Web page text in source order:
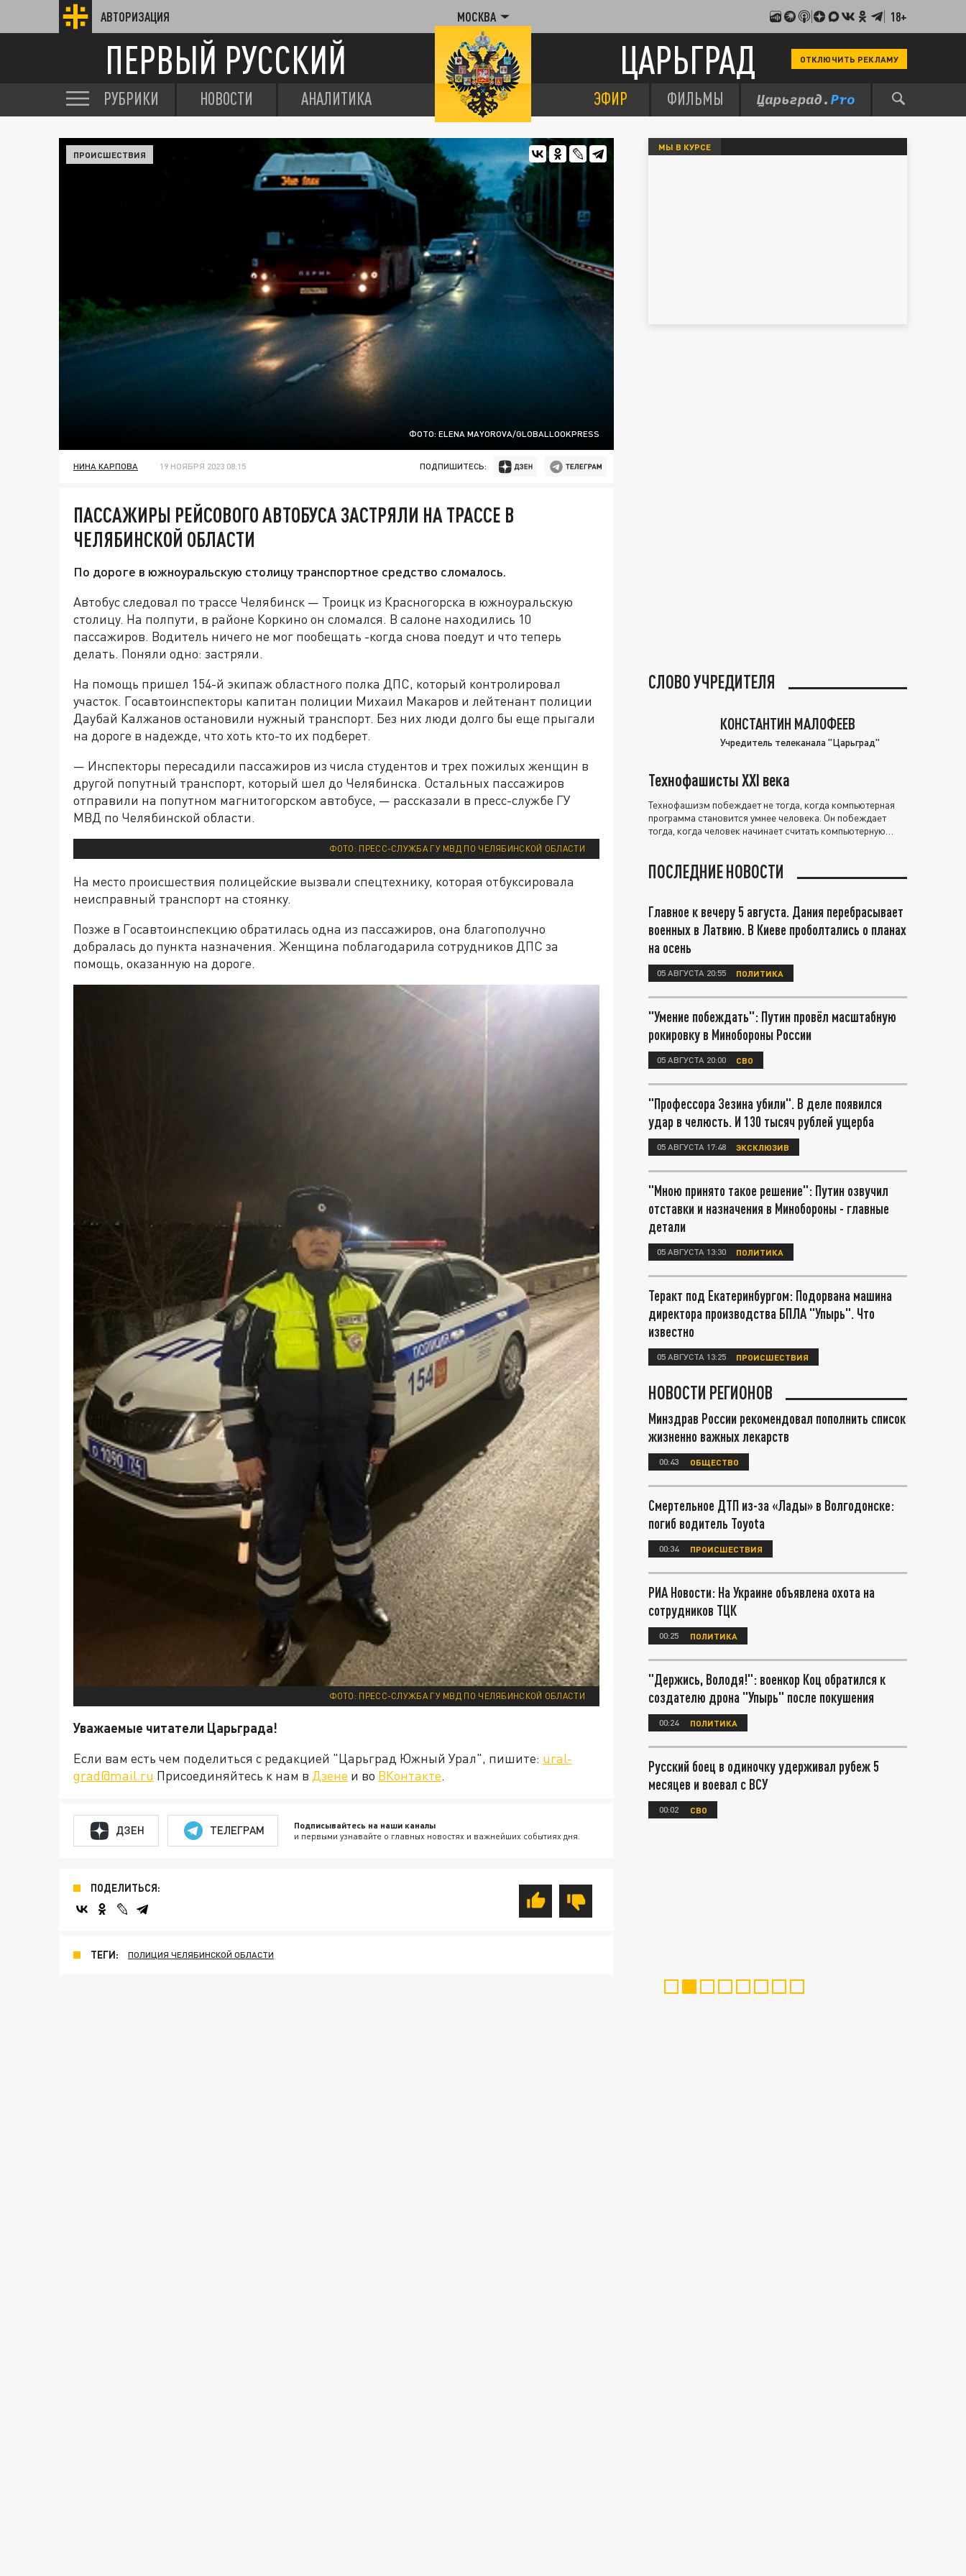
АВТОРИЗАЦИЯ МОСКВА 18+
ПЕРВЫЙ РУССКИЙ ЦАРЬГРАД ОТКЛЮЧИТЬ РЕКЛАМУ
РУБРИКИ НОВОСТИ АНАЛИТИКА ЭФИР ФИЛЬМЫ
ФОТО: ELENA MAYOROVA/GLOBALLOOKPRESS
ПРОИСШЕСТВИЯ
НИНА КАРПОВА 19 НОЯБРЯ 2023 08:15 ПОДПИШИТЕСЬ:
ПАССАЖИРЫ РЕЙСОВОГО АВТОБУСА ЗАСТРЯЛИ НА ТРАССЕ В
ЧЕЛЯБИНСКОЙ ОБЛАСТИ
По дороге в южноуральскую столицу транспортное средство сломалось.
Автобус следовал по трассе Челябинск — Троицк из Красногорска в южноуральскую
столицу. На полпути, в районе Коркино он сломался. В салоне находились 10
пассажиров. Водитель ничего не мог пообещать -когда снова поедут и что теперь
делать. Поняли одно: застряли.
На помощь пришел 154-й экипаж областного полка ДПС, который контролировал
участок. Госавтоинспекторы капитан полиции Михаил Макаров и лейтенант полиции
Даубай Калжанов остановили нужный транспорт. Без них люди долго бы еще прыгали
на дороге в надежде, что хоть кто-то их подберет.
— Инспекторы пересадили пассажиров из числа студентов и трех пожилых женщин в
другой попутный транспорт, который шел до Челябинска. Остальных пассажиров
отправили на попутном магнитогорском автобусе, — рассказали в пресс-службе ГУ
МВД по Челябинской области.
ФОТО: ПРЕСС-СЛУЖБА ГУ МВД ПО ЧЕЛЯБИНСКОЙ ОБЛАСТИ
На место происшествия полицейские вызвали спецтехнику, которая отбуксировала
неисправный транспорт на стоянку.
Позже в Госавтоинспекцию обратилась одна из пассажиров, она благополучно
добралась до пункта назначения. Женщина поблагодарила сотрудников ДПС за
помощь, оказанную на дороге.
ФОТО: ПРЕСС-СЛУЖБА ГУ МВД ПО ЧЕЛЯБИНСКОЙ ОБЛАСТИ
Уважаемые читатели Царьграда!
Если вам есть чем поделиться с редакцией "Царьград Южный Урал", пишите: ural-
grad@mail.ru Присоединяйтесь к нам в Дзене и во ВКонтакте.
ДЗЕН ТЕЛЕГРАМ Подписывайтесь на наши каналы
и первыми узнавайте о главных новостях и важнейших событиях дня.
ПОДЕЛИТЬСЯ:
ТЕГИ: ПОЛИЦИЯ ЧЕЛЯБИНСКОЙ ОБЛАСТИ
МЫ В КУРСЕ
СЛОВО УЧРЕДИТЕЛЯ
КОНСТАНТИН МАЛОФЕЕВ
Учредитель телеканала "Царьград"
Технофашисты XXI века
Технофашизм побеждает не тогда, когда компьютерная
программа становится умнее человека. Он побеждает
тогда, когда человек начинает считать компьютерную
ПОСЛЕДНИЕ НОВОСТИ
Главное к вечеру 5 августа. Дания перебрасывает
военных в Латвию. В Киеве проболтались о планах
на осень
05 АВГУСТА 20:55 ПОЛИТИКА
"Умение побеждать": Путин провёл масштабную
рокировку в Минобороны России
05 АВГУСТА 20:00 СВО
"Профессора Зезина убили". В деле появился
удар в челюсть. И 130 тысяч рублей ущерба
05 АВГУСТА 17:48 ЭКСКЛЮЗИВ
"Мною принято такое решение": Путин озвучил
отставки и назначения в Минобороны - главные
детали
05 АВГУСТА 13:30 ПОЛИТИКА
Теракт под Екатеринбургом: Подорвана машина
директора производства БПЛА "Упырь". Что
известно
05 АВГУСТА 13:25 ПРОИСШЕСТВИЯ
НОВОСТИ РЕГИОНОВ
Минздрав России рекомендовал пополнить список
жизненно важных лекарств
00:43 ОБЩЕСТВО
Смертельное ДТП из-за «Лады» в Волгодонске:
погиб водитель Toyota
00:34 ПРОИСШЕСТВИЯ
РИА Новости: На Украине объявлена охота на
сотрудников ТЦК
00:25 ПОЛИТИКА
"Держись, Володя!": военкор Коц обратился к
создателю дрона "Упырь" после покушения
00:24 ПОЛИТИКА
Русский боец в одиночку удерживал рубеж 5
месяцев и воевал с ВСУ
00:02 СВО